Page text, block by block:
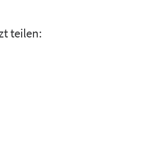
teilen: